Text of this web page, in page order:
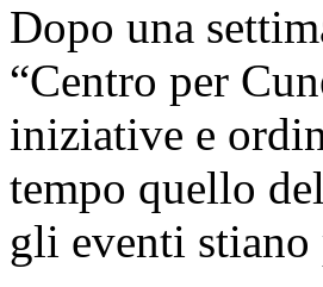
Dopo una
“Centro per
iniziative e
tempo quello
gli eventi